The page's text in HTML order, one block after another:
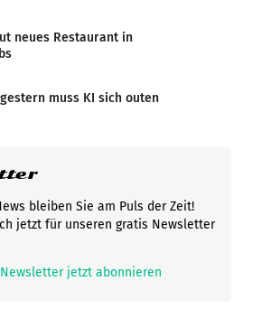
neues Restaurant in
gestern muss KI sich outen
bleiben Sie am Puls der Zeit!
jetzt für unseren gratis Newsletter
Newsletter jetzt abonnieren